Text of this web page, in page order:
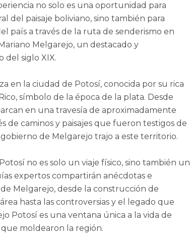
no solo es una oportunidad para
del paisaje boliviano, sino también para
país a través de la ruta de senderismo en
Melgarejo, un destacado y
siglo XIX.
en la ciudad de Potosí, conocida por su rica
símbolo de la época de la plata. Desde
en una travesía de aproximadamente
de caminos y paisajes que fueron testigos de
de Melgarejo trajo a este territorio.
no es solo un viaje físico, sino también un
expertos compartirán anécdotas e
Melgarejo, desde la construcción de
hasta las controversias y el legado que
Potosí es una ventana única a la vida de
que moldearon la región.